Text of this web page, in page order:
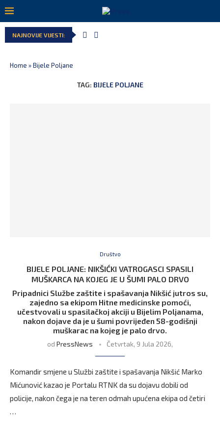
NAJNOVIJE VIJESTI:
Home »Bijele Poljane
TAG: BIJELE POLJANE
Društvo
BIJELE POLJANE: NIKŠIĆKI VATROGASCI SPASILI
MUŠKARCA NA KOJEG JE U ŠUMI PALO DRVO
Pripadnici Službe zaštite i spašavanja Nikšić jutros su,
zajedno sa ekipom Hitne medicinske pomoći,
učestvovali u spasilačkoj akciji u Bijelim Poljanama,
nakon dojave da je u šumi povrijeđen 58-godišnji
muškarac na kojeg je palo drvo.
od PressNews Četvrtak, 9 Jula 2026,
Komandir smjene u Službi zaštite i spašavanja Nikšić Marko
Mićunović kazao je Portalu RTNK da su dojavu dobili od
policije, nakon čega je na teren odmah upućena ekipa od četiri
…